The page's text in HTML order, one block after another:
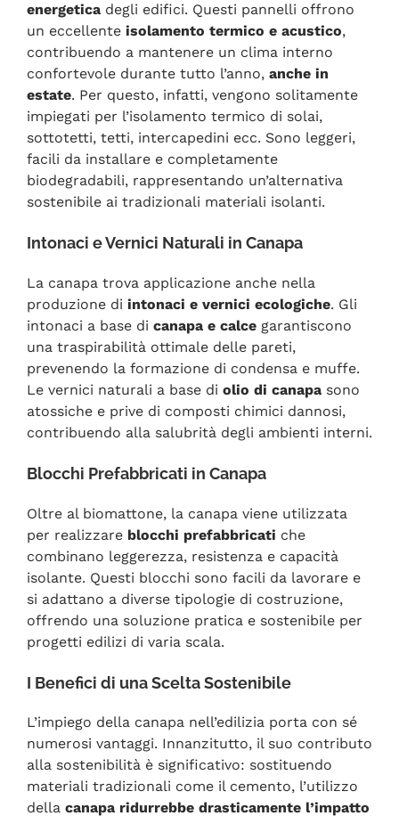
energetica degli edifici. Questi pannelli offrono
un eccellente isolamento termico e acustico,
contribuendo a mantenere un clima interno
confortevole durante tutto l’anno, anche in
estate. Per questo, infatti, vengono solitamente
impiegati per l’isolamento termico di solai,
sottotetti, tetti, intercapedini ecc. Sono leggeri,
facili da installare e completamente
biodegradabili, rappresentando un’alternativa
sostenibile ai tradizionali materiali isolanti.
Intonaci e Vernici Naturali in Canapa
La canapa trova applicazione anche nella
produzione di intonaci e vernici ecologiche. Gli
intonaci a base di canapa e calce garantiscono
una traspirabilità ottimale delle pareti,
prevenendo la formazione di condensa e muffe.
Le vernici naturali a base di olio di canapa sono
atossiche e prive di composti chimici dannosi,
contribuendo alla salubrità degli ambienti interni.
Blocchi Prefabbricati in Canapa
Oltre al biomattone, la canapa viene utilizzata
per realizzare blocchi prefabbricati che
combinano leggerezza, resistenza e capacità
isolante. Questi blocchi sono facili da lavorare e
si adattano a diverse tipologie di costruzione,
offrendo una soluzione pratica e sostenibile per
progetti edilizi di varia scala.
I Benefici di una Scelta Sostenibile
L’impiego della canapa nell’edilizia porta con sé
numerosi vantaggi. Innanzitutto, il suo contributo
alla sostenibilità è significativo: sostituendo
materiali tradizionali come il cemento, l’utilizzo
della canapa ridurrebbe drasticamente l’impatto